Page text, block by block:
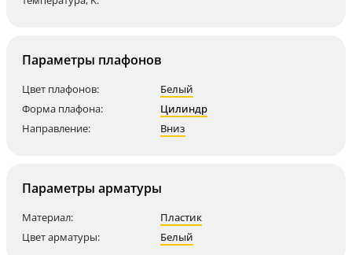
Параметры плафонов
Цвет плафонов:
Белый
Форма плафона:
Цилиндр
Направление:
Вниз
Параметры арматуры
Материал:
Пластик
Цвет арматуры:
Белый